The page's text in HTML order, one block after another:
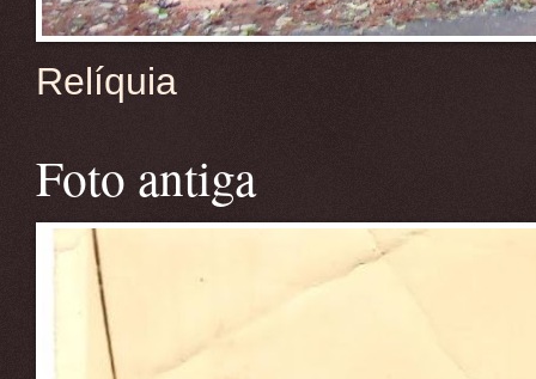
Relíquia
Foto antiga